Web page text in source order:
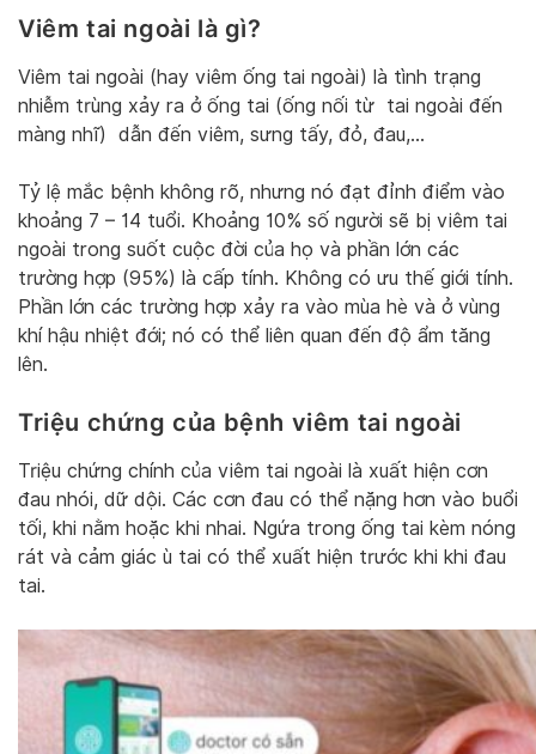
Viêm tai ngoài là gì?
Viêm tai ngoài (hay viêm ống tai ngoài) là tình trạng
nhiễm trùng xảy ra ở ống tai (ống nối từ tai ngoài đến
màng nhĩ) dẫn đến viêm, sưng tấy, đỏ, đau,…
Tỷ lệ mắc bệnh không rõ, nhưng nó đạt đỉnh điểm vào
khoảng 7 – 14 tuổi. Khoảng 10% số người sẽ bị viêm tai
ngoài trong suốt cuộc đời của họ và phần lớn các
trường hợp (95%) là cấp tính. Không có ưu thế giới tính.
Phần lớn các trường hợp xảy ra vào mùa hè và ở vùng
khí hậu nhiệt đới; nó có thể liên quan đến độ ẩm tăng
lên.
Triệu chứng của bệnh viêm tai ngoài
Triệu chứng chính của viêm tai ngoài là xuất hiện cơn
đau nhói, dữ dội. Các cơn đau có thể nặng hơn vào buổi
tối, khi nằm hoặc khi nhai. Ngứa trong ống tai kèm nóng
rát và cảm giác ù tai có thể xuất hiện trước khi khi đau
tai.